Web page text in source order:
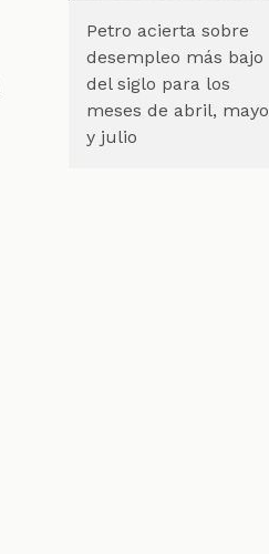
Petro acierta sobre
desempleo más bajo
del siglo para los
meses de abril, mayo
y julio